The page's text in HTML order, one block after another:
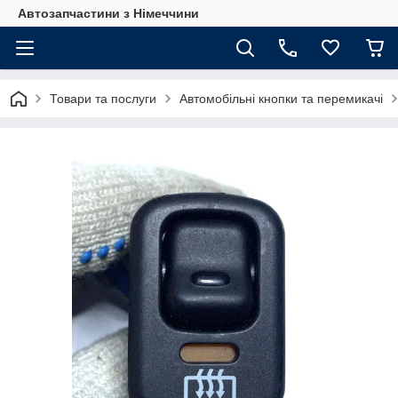
Автозапчастини з Німеччини
Товари та послуги Автомобільні кнопки та перемикачі